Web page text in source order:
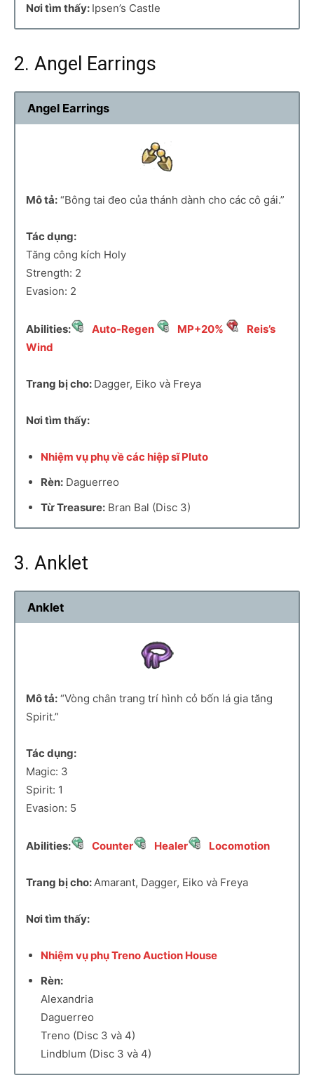
Nơi tìm thấy: Ipsen’s Castle
2. Angel Earrings
Angel Earrings
Mô tả: “Bông tai đeo của thánh dành cho các cô gái.”
Tác dụng:
Tăng công kích Holy
Strength: 2
Evasion: 2
Abilities: Auto-Regen MP+20%
Reis’s
Wind
Trang bị cho: Dagger, Eiko và Freya
Nơi tìm thấy:
Nhiệm vụ phụ về các hiệp sĩ Pluto
Rèn: Daguerreo
Từ Treasure: Bran Bal (Disc 3)
3. Anklet
Anklet
Mô tả: “Vòng chân trang trí hình cỏ bốn lá gia tăng
Spirit.”
Tác dụng:
Magic: 3
Spirit: 1
Evasion: 5
Abilities: Counter Healer Locomotion
Trang bị cho:Amarant, Dagger, Eiko và Freya
Nơi tìm thấy:
Nhiệm vụ phụ Treno Auction House
Rèn:
Alexandria
Daguerreo
Treno (Disc 3 và 4)
Lindblum (Disc 3 và 4)